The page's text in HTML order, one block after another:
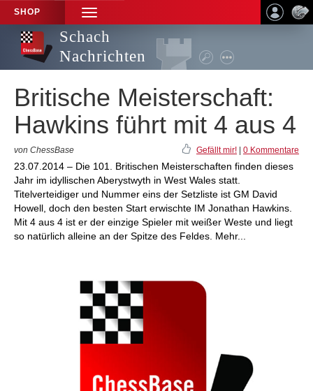
SHOP
TOGGLE
NAVIGATION
Schach
Nachrichten
Britische Meisterschaft:
Hawkins führt mit 4 aus 4
von ChessBase Gefällt mir! 0 Kommentare
23.07.2014 – Die 101. Britischen Meisterschaften finden dieses
Jahr im idyllischen Aberystwyth in West Wales statt.
Titelverteidiger und Nummer eins der Setzliste ist GM David
Howell, doch den besten Start erwischte IM Jonathan Hawkins.
Mit 4 aus 4 ist er der einzige Spieler mit weißer Weste und liegt
so natürlich alleine an der Spitze des Feldes. Mehr...